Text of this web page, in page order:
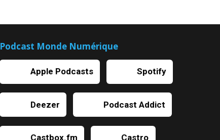
Podcast Monde Numérique
Apple Podcasts Spotify
Deezer Podcast Addict
Castbox.fm Castro